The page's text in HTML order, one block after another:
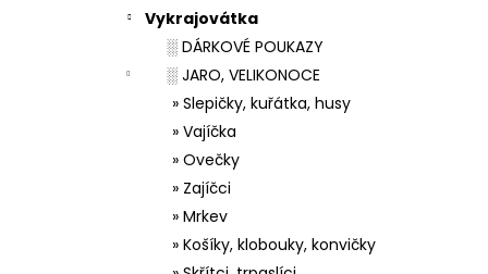
Vykrajovátka
░ DÁRKOVÉ POUKAZY
░ JARO, VELIKONOCE
» Slepičky, kuřátka, husy
» Vajíčka
» Ovečky
» Zajíčci
» Mrkev
» Košíky, klobouky, konvičky